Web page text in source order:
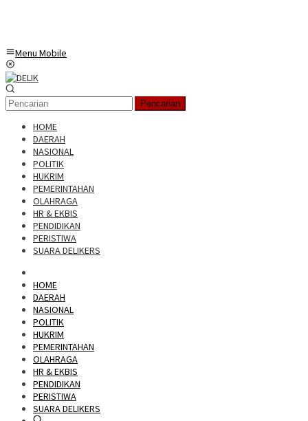
Menu Mobile
Pencarian
HOME
DAERAH
NASIONAL
POLITIK
HUKRIM
PEMERINTAHAN
OLAHRAGA
HR & EKBIS
PENDIDIKAN
PERISTIWA
SUARA DELIKERS
HOME
DAERAH
NASIONAL
POLITIK
HUKRIM
PEMERINTAHAN
OLAHRAGA
HR & EKBIS
PENDIDIKAN
PERISTIWA
SUARA DELIKERS